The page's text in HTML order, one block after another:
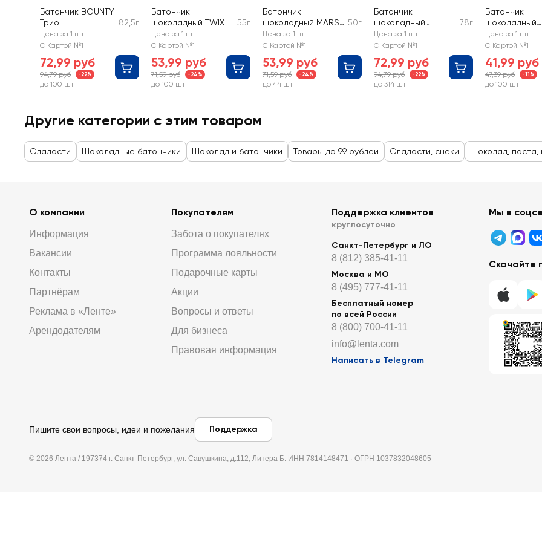
Батончик BOUNTY
Трио
82,5г
Цена за 1 шт
С Картой №1
72,99 руб
94,79 руб -22%
до 100 шт
Батончик
шоколадный TWIX
55г
Цена за 1 шт
С Картой №1
53,99 руб
71,59 руб -24%
до 100 шт
Батончик
шоколадный MARS
с нугой и
карамелью
50г
Цена за 1 шт
С Картой №1
53,99 руб
71,59 руб -24%
до 44 шт
Батончик
шоколадный
BOUNTY Trio
Райская клубника в
белом шоколаде с
кокосом и
клубникой
78г
Цена за 1 шт
С Картой №1
72,99 руб
94,79 руб -22%
до 314 шт
Батончик
шоколадный
SNICKERS
Цена за 1 шт
С Картой №1
41,99 руб
47,39 руб -11%
до 100 шт
Другие категории с этим товаром
Сладости Шоколадные батончики Шоколад и батончики Товары до 99 рублей Сладости, снеки Шоколад, паста,
О компании
Информация
Вакансии
Контакты
Партнёрам
Реклама в «Ленте»
Арендодателям
Покупателям
Забота о покупателях
Программа лояльности
Подарочные карты
Акции
Вопросы и ответы
Для бизнеса
Правовая информация
Поддержка клиентов
круглосуточно
Санкт-Петербург и ЛО
8 (812) 385-41-11
Москва и МО
8 (495) 777-41-11
Бесплатный номер
по всей России
8 (800) 700-41-11
info@lenta.com
Написать в Telegram
Мы в
Скачайте
Пишите свои вопросы, идеи и пожелания Поддержка
© 2026 Лента / 197374 г. Санкт-Петербург, ул. Савушкина, д.112, Литера Б. ИНН 7814148471 · ОГРН 1037832048605